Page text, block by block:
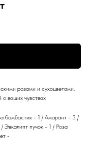
розами и сухоцветами.
ваших чувствах
бомбастик - 1 / Амарант - 3 /
Эвкалипт пучок - 1 / Роза
-